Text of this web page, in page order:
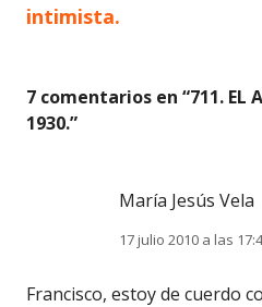
entradas
intimista.
7 comentarios en “711. EL
1930.”
María Jesús Vela
17 julio 2010 a las
Francisco, estoy de cuerdo